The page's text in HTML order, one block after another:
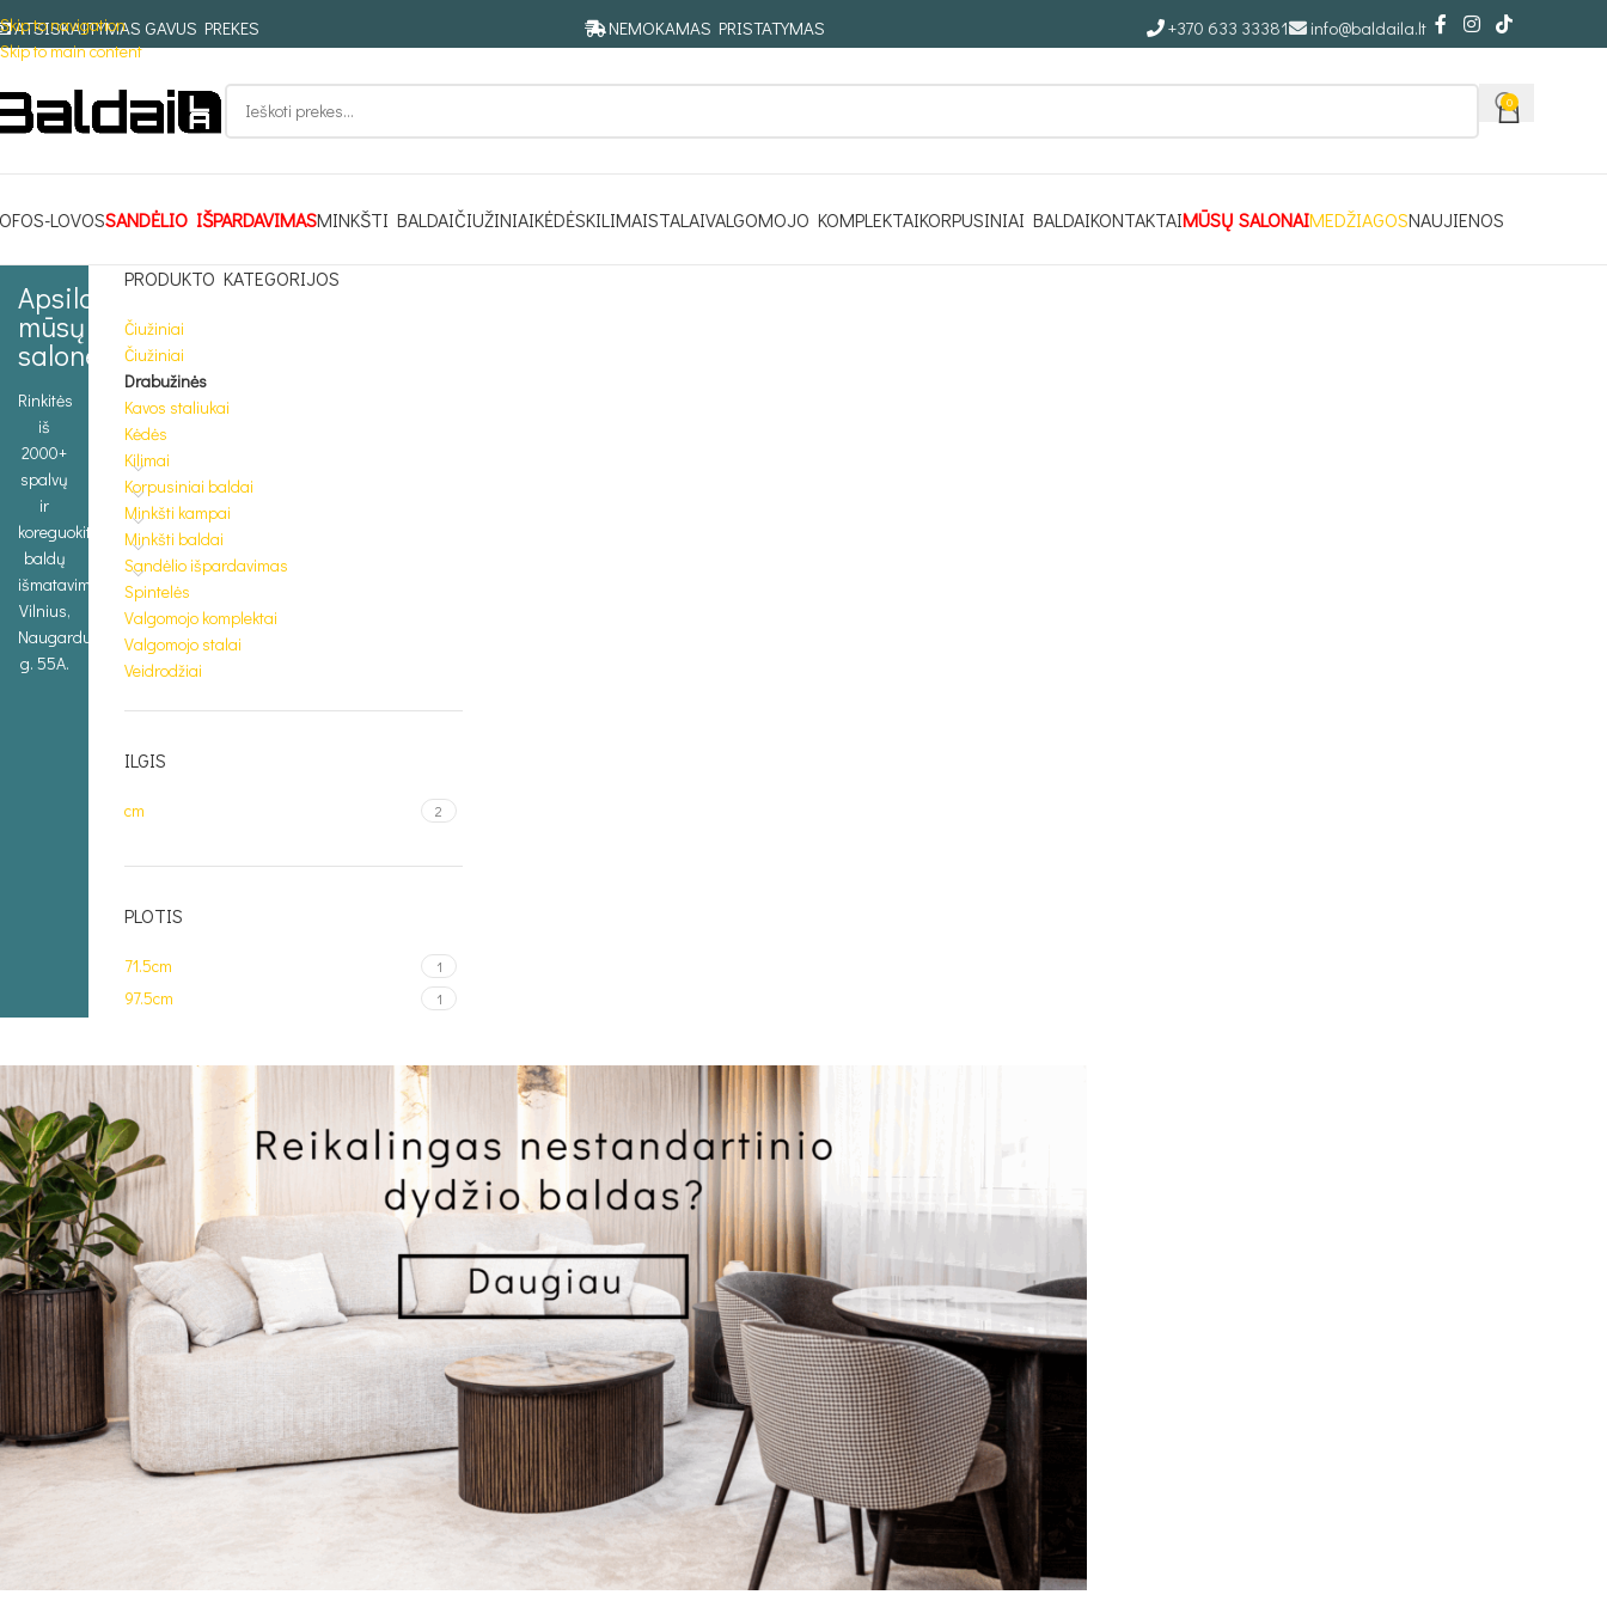
Skip to navigation
Skip to main content
ATSISKAITYMAS GAVUS PREKES NEMOKAMAS PRISTATYMAS +370 633 33381 info@baldaila.lt
0
LOVOSSANDĖLIO IŠPARDAVIMASMINKŠTI BALDAIČIUŽINIAIKĖDĖSKILIMAISTALAIVALGOMOJO KOMPLEKTAIKORPUSINIAI BALDAIKONTAKTAIMŪSŲ SALONAIMEDŽIAGOSNAUJIENOS
Apsilankykite
mūsų
salone
Rinkitės
iš
2000+
spalvų
ir
koreguokite
baldų
išmatavimus.
Vilnius,
Naugarduko
g. 55A.
PRODUKTO KATEGORIJOS
Čiužiniai
Čiužiniai
Drabužinės
Kavos staliukai
Kėdės
Kilimai
Korpusiniai baldai
Minkšti kampai
Minkšti baldai
Sandėlio išpardavimas
Spintelės
Valgomojo komplektai
Valgomojo stalai
Veidrodžiai
ILGIS
cm 2
PLOTIS
71.5cm 1
97.5cm 1